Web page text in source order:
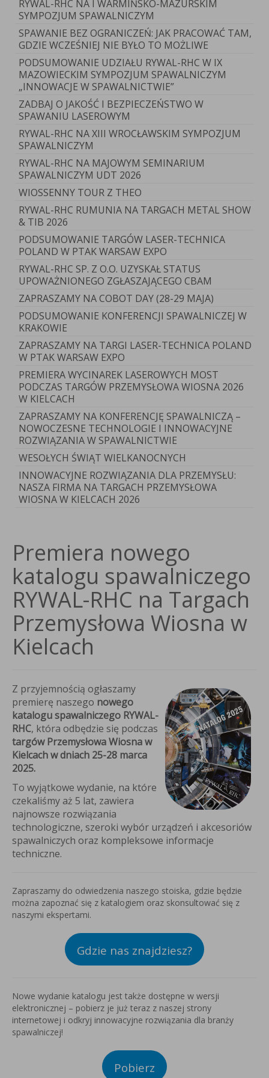
RYWAL-RHC NA I WARMIŃSKO-MAZURSKIM
SYMPOZJUM SPAWALNICZYM
SPAWANIE BEZ OGRANICZEŃ: JAK PRACOWAĆ TAM,
GDZIE WCZEŚNIEJ NIE BYŁO TO MOŻLIWE
PODSUMOWANIE UDZIAŁU RYWAL-RHC W IX
MAZOWIECKIM SYMPOZJUM SPAWALNICZYM
„INNOWACJE W SPAWALNICTWIE”
ZADBAJ O JAKOŚĆ I BEZPIECZEŃSTWO W
SPAWANIU LASEROWYM
RYWAL-RHC NA XIII WROCŁAWSKIM SYMPOZJUM
SPAWALNICZYM
RYWAL-RHC NA MAJOWYM SEMINARIUM
SPAWALNICZYM UDT 2026
WIOSSENNY TOUR Z THEO
RYWAL-RHC RUMUNIA NA TARGACH METAL SHOW
& TIB 2026
PODSUMOWANIE TARGÓW LASER-TECHNICA
POLAND W PTAK WARSAW EXPO
RYWAL-RHC SP. Z O.O. UZYSKAŁ STATUS
UPOWAŻNIONEGO ZGŁASZAJĄCEGO CBAM
ZAPRASZAMY NA COBOT DAY (28-29 MAJA)
PODSUMOWANIE KONFERENCJI SPAWALNICZEJ W
KRAKOWIE
ZAPRASZAMY NA TARGI LASER-TECHNICA POLAND
W PTAK WARSAW EXPO
PREMIERA WYCINAREK LASEROWYCH MOST
PODCZAS TARGÓW PRZEMYSŁOWA WIOSNA 2026
W KIELCACH
ZAPRASZAMY NA KONFERENCJĘ SPAWALNICZĄ –
NOWOCZESNE TECHNOLOGIE I INNOWACYJNE
ROZWIĄZANIA W SPAWALNICTWIE
WESOŁYCH ŚWIĄT WIELKANOCNYCH
INNOWACYJNE ROZWIĄZANIA DLA PRZEMYSŁU:
NASZA FIRMA NA TARGACH PRZEMYSŁOWA
WIOSNA W KIELCACH 2026
Premiera nowego
katalogu spawalniczego
RYWAL-RHC na Targach
Przemysłowa Wiosna w
Kielcach
Z przyjemnością ogłaszamy
premierę naszego nowego
katalogu spawalniczego RYWAL-
RHC, która odbędzie się podczas
targów Przemysłowa Wiosna w
Kielcach w dniach 25-28 marca
2025.
To wyjątkowe wydanie, na które
czekaliśmy aż 5 lat, zawiera
najnowsze rozwiązania
technologiczne, szeroki wybór urządzeń i akcesoriów
spawalniczych oraz kompleksowe informacje
techniczne.
Zapraszamy do odwiedzenia naszego stoiska, gdzie będzie
można zapoznać się z katalogiem oraz skonsultować się z
naszymi ekspertami.
Gdzie nas znajdziesz?
Nowe wydanie katalogu jest także dostępne w wersji
elektronicznej – pobierz je już teraz z naszej strony
internetowej i odkryj innowacyjne rozwiązania dla branży
spawalniczej!
Pobierz